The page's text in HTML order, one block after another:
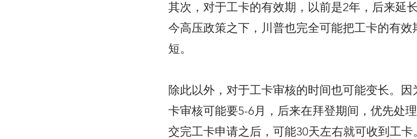
其次，对于工卡的有效期，以前是2年，后来延
今高压政策之下，川普也完全可能把工卡的有效
短。
除此以外，对于工卡审核的时间也可能变长。因
卡审核可能要5-6月，后来在拜登期间，优先处
交完工卡申请之后，可能30天左右就可收到工